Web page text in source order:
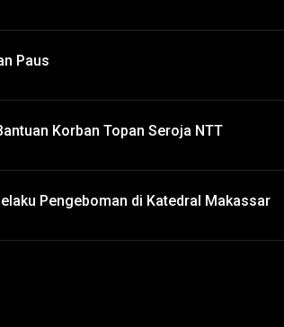
Paus
Korban Topan Seroja NTT
Pengeboman di Katedral Makassar